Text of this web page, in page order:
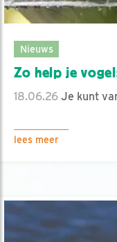
Nieuws
Zo help je
18.06.26 Je kunt
lees meer